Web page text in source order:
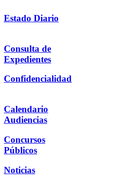
Estado Diario
Consulta de
Expedientes
Confidencialidad
Calendario
Audiencias
Concursos
Públicos
Noticias